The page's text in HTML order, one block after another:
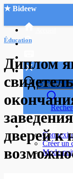
★ Bideew
Mon compte
Créer un
Mode
Éducation
Диплом
дверей к